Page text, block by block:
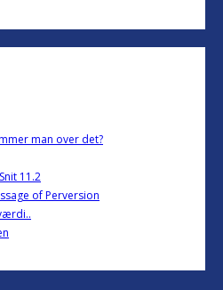
man over det?
11.2
of Perversion